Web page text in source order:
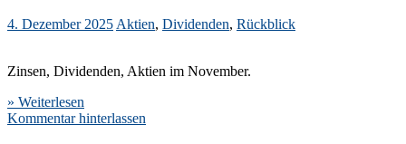
4. Dezember 2025 Aktien, Dividenden, Rückblick
Zinsen, Dividenden, Aktien im November.
» Weiterlesen
Kommentar hinterlassen